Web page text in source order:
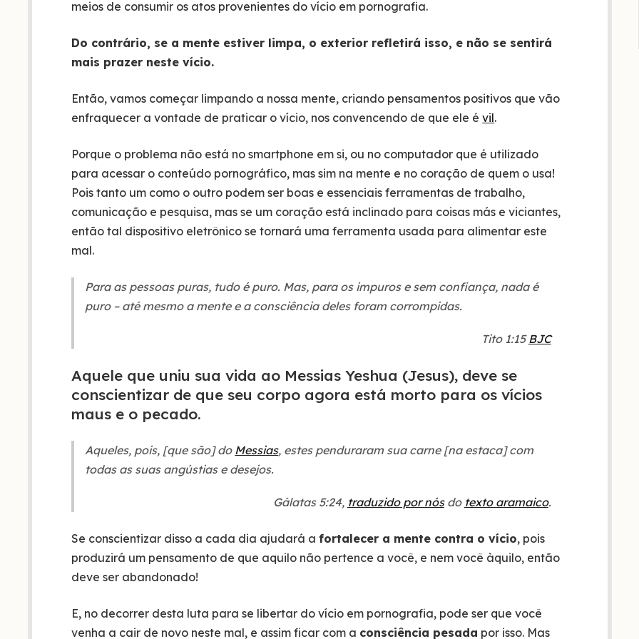
meios de consumir os atos provenientes do vício em pornografia.
Do contrário, se a mente estiver limpa, o exterior refletirá isso, e não se sentirá
mais prazer neste vício.
Então, vamos começar limpando a nossa mente, criando pensamentos positivos que vão
enfraquecer a vontade de praticar o vício, nos convencendo de que ele évil.
Porque o problema não está no smartphone em si, ou no computador que é utilizado
para acessar o conteúdo pornográfico, mas sim na mente e no coração de quem o usa!
Pois tanto um como o outro podem ser boas e essenciais ferramentas de trabalho,
comunicação e pesquisa, mas se um coração está inclinado para coisas más e viciantes,
então tal dispositivo eletrônico se tornará uma ferramenta usada para alimentar este
mal.
Para as pessoas puras, tudo é puro. Mas, para os impuros e sem confiança, nada é
puro – até mesmo a mente e a consciência deles foram corrompidas.
Tito 1:15BJC
Aquele que uniu sua vida ao Messias Yeshua (Jesus), deve se
conscientizar de que seu corpo agora está morto para os vícios
maus e o pecado.
Aqueles, pois, [que são] do Messias, estes penduraram sua carne [na estaca] com
todas as suas angústias e desejos.
Gálatas 5:24, traduzido por nósdo texto aramaico.
Se conscientizar disso a cada dia ajudará afortalecer a mente contra o vício, pois
produzirá um pensamento de que aquilo não pertence a você, e nem você àquilo, então
deve ser abandonado!
E, no decorrer desta luta para se libertar do vício em pornografia, pode ser que você
venha a cair de novo neste mal, e assim ficar com a consciência pesada por isso. Mas